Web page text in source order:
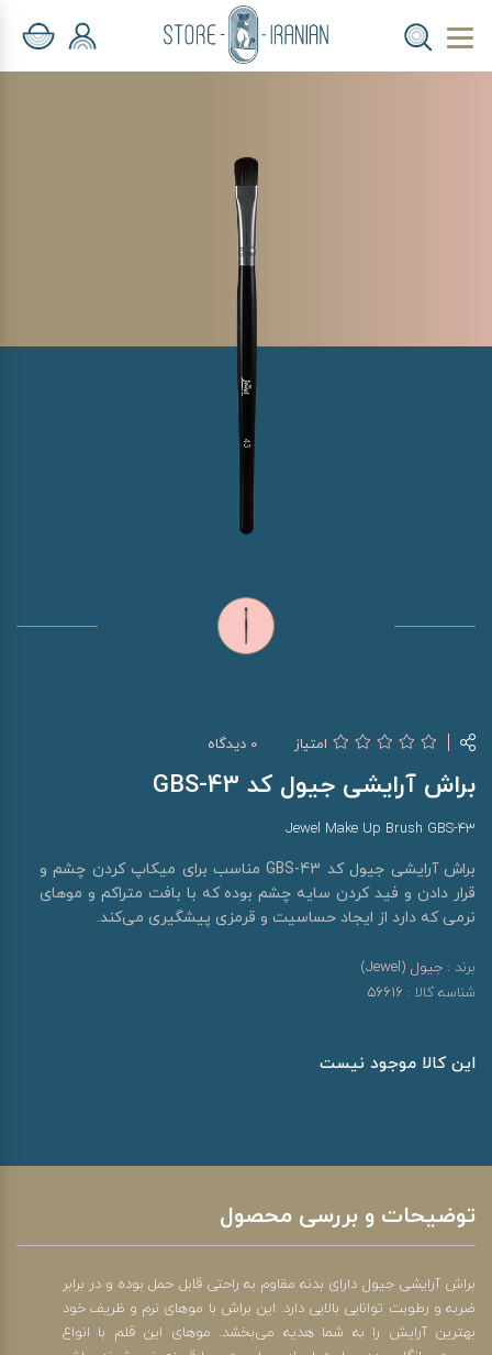
امتیاز 0 دیدگاه
براش آرایشی جیول کد GBS-43
Jewel Make Up Brush GBS-43
براش آرایشی جیول کد GBS-43 مناسب برای میکاپ کردن چشم و
قرار دادن و فید کردن سایه چشم بوده که با بافت متراکم و موهای
نرمی که دارد از ایجاد حساسیت و قرمزی پیشگیری می‌کند.
برند : جیول (Jewel)
شناسه کالا : 56616
این کالا موجود نیست
توضیحات و بررسی محصول
براش آرایشی جیول دارای بدنه مقاوم به راحتی قابل حمل بوده و در برابر
ضربه و رطوبت توانایی بالایی دارد. این براش با موهای نرم و ظریف خود
بهترین آرایش را به شما هدیه می‌بخشد. موهای این قلم با انواع